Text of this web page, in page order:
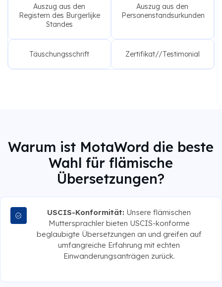
Auszug aus den
Registern des Burgerlijke
Standes
Auszug aus den
Personenstandsurkunden
Täuschungsschrift Zertifikat//Testimonial
Warum ist MotaWord die beste
Wahl für flämische
Übersetzungen?
USCIS-Konformität: Unsere flämischen
Muttersprachler bieten USCIS-konforme
beglaubigte Übersetzungen an und greifen auf
umfangreiche Erfahrung mit echten
Einwanderungsanträgen zurück.